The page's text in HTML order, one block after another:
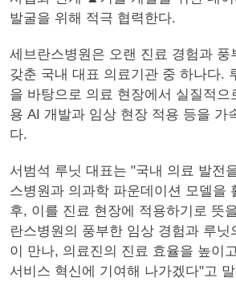
발굴을 위해 적극 협력한다.
세브란스병원은 오랜 진료 경험과 풍
갖춘 국내 대표 의료기관 중 하나다.
을 바탕으로 의료 현장에서 실질적으
용 AI 개발과 임상 현장 적용 등을 가
다.
서범석 루닛 대표는 "국내 의료 발전
스병원과 의과학 파운데이션 모델을
후, 이를 진료 현장에 적용하기로 뜻
란스병원의 풍부한 임상 경험과 루닛
이 만나, 의료진의 진료 효율을 높이
서비스 혁신에 기여해 나가겠다"고